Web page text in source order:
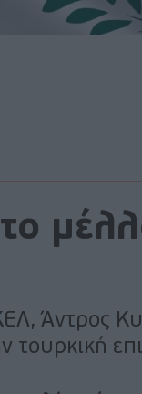
Άντρος
τουρκική